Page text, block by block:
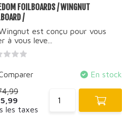
FOILBOARDS / WINGNUT
/
est conçu pour vous
à vous leve...
En stock
les taxes